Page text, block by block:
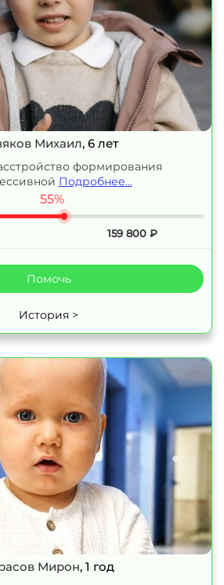
Михаил, 6 лет
формирования
Подробнее...
55%
159 800₽
Помочь
История >
Мирон, 1 год